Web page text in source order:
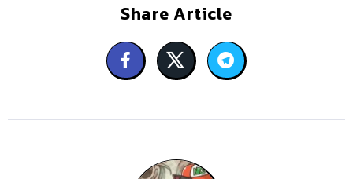
Share Article